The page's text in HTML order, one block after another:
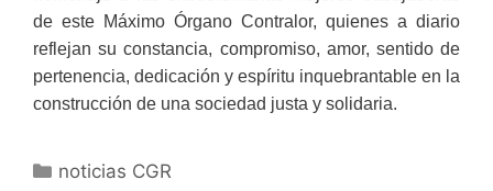
de este Máximo Órgano Contralor, quienes a diario
reflejan su constancia, compromiso, amor, sentido de
pertenencia, dedicación y espíritu inquebrantable en la
construcción de una sociedad justa y solidaria.
noticias CGR